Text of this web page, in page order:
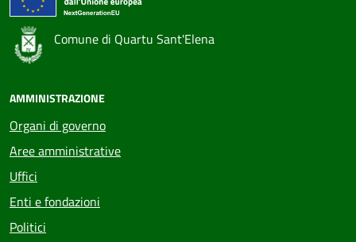
Comune di Quartu Sant'Elena
AMMINISTRAZIONE
Organi di governo
Aree amministrative
Uffici
Enti e fondazioni
Politici